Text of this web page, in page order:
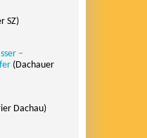
SZ)
–
(Dachauer
Dachau)